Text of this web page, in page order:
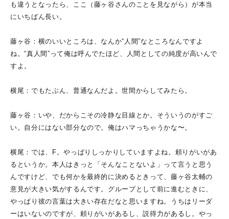
も違うとなったら、ここ（藤ヶ谷さんのことを見ながら）が本当
にいちばん長い。
藤ヶ谷：横のいいところは、なんか“人間”なところなんですよ
ね。“真人間”って俺は呼んでたほど、人間としての純度が高いんで
すよ。
横尾：でもたぶん、普通なんだよ。世間からしてみたら。
藤ヶ谷：いや、だからこその冷静な目線とか。そういうのがすご
い。自分にはない部分なので。俺はハマっちゃうかな〜。
横尾：では、F。やっぱりしっかりしていますよね。頼りがいがあ
るというか。本人はきっと「そんなことないよ」って言うと思う
んですけど、でも何かを最終的に決めるときって、藤ヶ谷太輔の
意見が大きい気がするんです。グループとして前に進むときに、
やっぱり彼の言葉は大きい存在だなと思いますね。うちはリーダ
ーはいないのですが、頼りがいがあるし、説得力があるし。やっ